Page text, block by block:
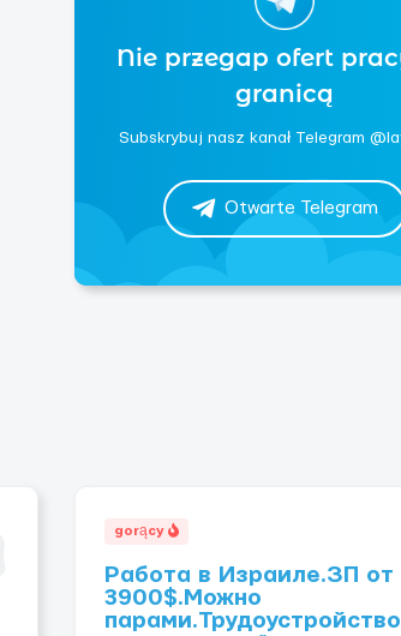
Nie przegap ofert
granicą
Subskrybuj nasz kanał Telegram
Otwarte Telegram
gorący
Работа в Израиле.ЗП от
3900$.Можно